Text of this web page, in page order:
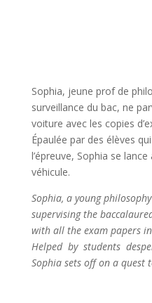
Sophia, jeune prof de
surveillance du bac, ne
voiture avec les copies
Épaulée par des élèves
l’épreuve, Sophia se
véhicule.
Sophia, a young
supervising the
with all the exam papers
Helped by students
Sophia sets off on a quest